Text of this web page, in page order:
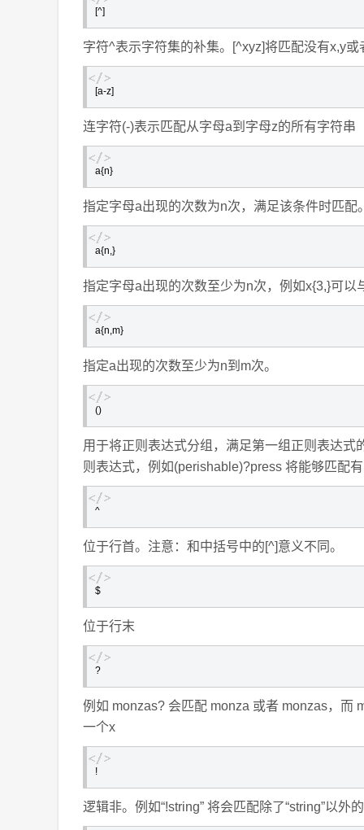
[^]
字符^表示字符集的补集。[^xyz]将匹配没有x,y或
[a-z]
连字符(-)表示匹配从字母a到字母z的所有字符串
a{n}
指定字母a出现的次数为n次，满足该条件时匹配
a{n,}
指定字母a出现的次数至少为n次，例如x{3,}可以
a{n,m}
指定a出现的次数至少为n到m次。
()
用于将正则表达式分组，满足第一组正则表达
则表达式，例如(perishable)?press 将能够匹配
^
位于行首。注意：和中括号中的[^]意义不同。
$
位于行末
?
例如 monzas? 会匹配 monza 或者 monzas，而
一个x
!
逻辑非。例如“!string” 将会匹配除了“string”以外